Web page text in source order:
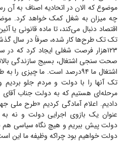
موضوع که الان در اتحادیه اصناف به آن
چه میزان به شغل کمک خواهد کرد.
اقتصاد دنبال می‌کند، تا ماده قانونی یا
تک تک طرح‌ها کار شده، صرفاً در سال
۱۲۳هزار فرصت شغلی ایجاد کرد که
صحت سنجی اشتغال، بسیج سازندگی
اشتغال ما ۹۴درصد است. ما چیزی
تک آنها را با دولت و مردم جلو بردیم
مرحله‌ای هستیم که به دولت جناب آقای
دادیم. اعلام آمادگی کردیم «طرح ملی
عنوان یک بازوی اجرایی دولت و نه به
دولت پیش ببریم و هیچ نگاه سیاسی هم
دولت خواهیم بود چراکه وظیفه ما این